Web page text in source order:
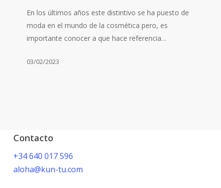
En los últimos años este distintivo se ha puesto de
moda en el mundo de la cosmética pero, es
importante conocer a que hace referencia…
03/02/2023
Contacto
+34 640 017 596
aloha@kun-tu.com